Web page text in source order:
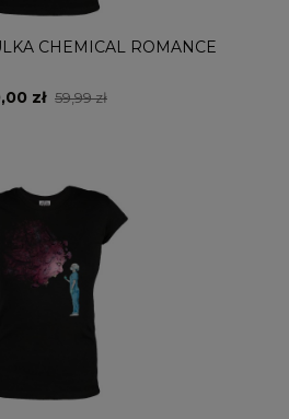
CHEMICAL ROMANCE
zł 59,99 zł